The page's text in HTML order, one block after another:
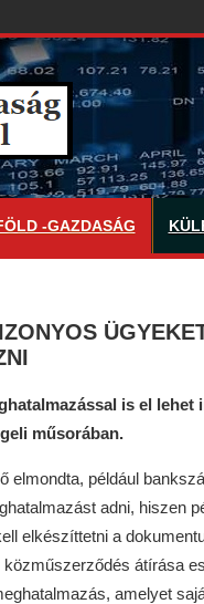
-GAZDASÁG
is el lehet
műsorában.
elmondta, például
adni, hiszen
elkészíttetni a
átírása
amelyet